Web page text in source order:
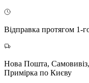
Відправка протягом 1-
Нова Пошта,
Примірка по Києву